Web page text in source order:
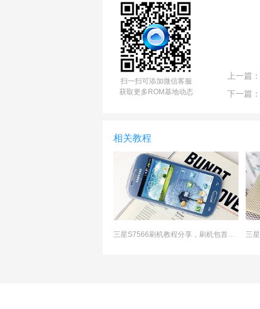
扫一扫可添加微信客服
获取更多ROM基地动态
上一篇：
下一篇：
相关教程
三星S7566刷机教程分享，刷机包首发下载